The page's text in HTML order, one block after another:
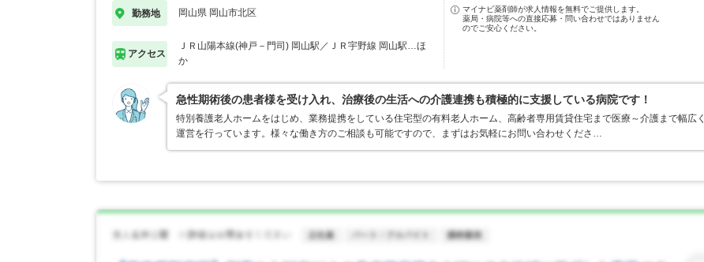
勤務地 岡山県 岡山市北区
アクセス
ＪＲ山陽本線(神戸－門司) 岡山駅／ＪＲ宇野線 岡山駅…ほ
か
マイナビ薬剤師が求人情報を無料でご提供します。
薬局・病院等への直接応募・問い合わせではありません
のでご安心ください。
急性期術後の患者様を受け入れ、治療後の生活への介護連携も積極的に支援している病院です！
特別養護老人ホームをはじめ、業務提携をしている住宅型の有料老人ホーム、高齢者専用賃貸住宅まで医療～介護まで幅広く
運営を行っています。様々な働き方のご相談も可能ですので、まずはお気軽にお問い合わせくださ…